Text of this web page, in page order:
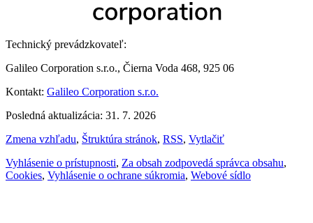
Technický prevádzkovateľ:
Galileo Corporation s.r.o., Čierna Voda 468, 925 06
Kontakt: Galileo Corporation s.r.o.
Posledná aktualizácia: 31. 7. 2026
Zmena vzhľadu, Štruktúra stránok, RSS, Vytlačiť
Vyhlásenie o prístupnosti, Za obsah zodpovedá správca obsahu,
Cookies, Vyhlásenie o ochrane súkromia, Webové sídlo